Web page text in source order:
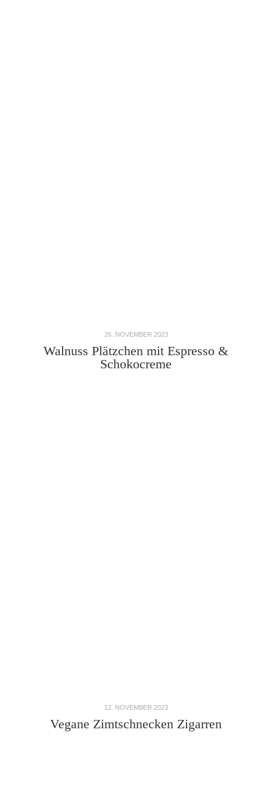
26. NOVEMBER 2023
Walnuss Plätzchen mit Espresso &
Schokocreme
12. NOVEMBER 2023
Vegane Zimtschnecken Zigarren